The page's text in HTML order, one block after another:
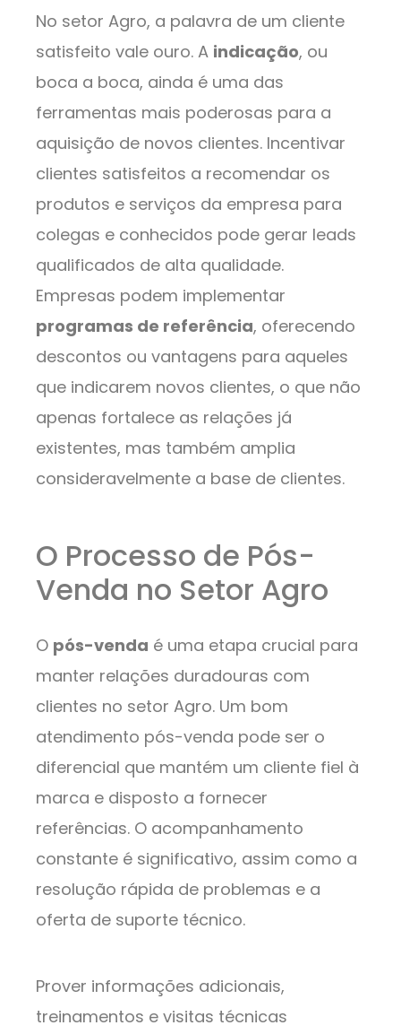
No setor Agro, a palavra de um cliente
satisfeito vale ouro. A indicação, ou
boca a boca, ainda é uma das
ferramentas mais poderosas para a
aquisição de novos clientes. Incentivar
clientes satisfeitos a recomendar os
produtos e serviços da empresa para
colegas e conhecidos pode gerar leads
qualificados de alta qualidade.
Empresas podem implementar
programas de referência, oferecendo
descontos ou vantagens para aqueles
que indicarem novos clientes, o que não
apenas fortalece as relações já
existentes, mas também amplia
consideravelmente a base de clientes.
O Processo de Pós-
Venda no Setor Agro
O pós-venda é uma etapa crucial para
manter relações duradouras com
clientes no setor Agro. Um bom
atendimento pós-venda pode ser o
diferencial que mantém um cliente fiel à
marca e disposto a fornecer
referências. O acompanhamento
constante é significativo, assim como a
resolução rápida de problemas e a
oferta de suporte técnico.
Prover informações adicionais,
treinamentos e visitas técnicas